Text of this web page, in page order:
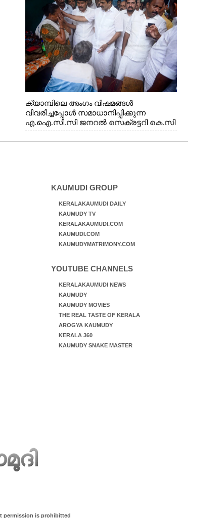
വേണുഗോപാൽ എം.പി കുരുന്നിനെ
എടുത്ത് ലാളിച്ചപ്പോൾ. സഹകരണ-
എക്സൈസ് വകുപ്പ് മന്ത്രി എം. ലിജു,
കൃഷിവകുപ്പ് മന്ത്രി ടി. സിദ്ദിഖ്, റെജി
ചെറിയാൻ എം. എൽ. എ എന്നിവർ സമീപം
ക്യാമ്പിലെ അംഗം വിഷമങ്ങൾ
വിവരിച്ചപ്പോൾ സമാധാനിപ്പിക്കുന്ന
എ.ഐ.സി.സി ജനറൽ സെക്രട്ടറി കെ.സി
വേണുഗോപാൽ എം.പി. സഹകരണ-
എക്സൈസ് വകുപ്പ് മന്ത്രി എം. ലിജു,
KAUMUDI GROUP
KERALAKAUMUDI DAILY
KAUMUDY TV
KERALAKAUMUDI.COM
KAUMUDI.COM
KAUMUDYMATRIMONY.COM
YOUTUBE CHANNELS
KERALAKAUMUDI NEWS
KAUMUDY
KAUMUDY MOVIES
THE REAL TASTE OF KERALA
AROGYA KAUMUDY
KERALA 360
KAUMUDY SNAKE MASTER
permission is prohibitted